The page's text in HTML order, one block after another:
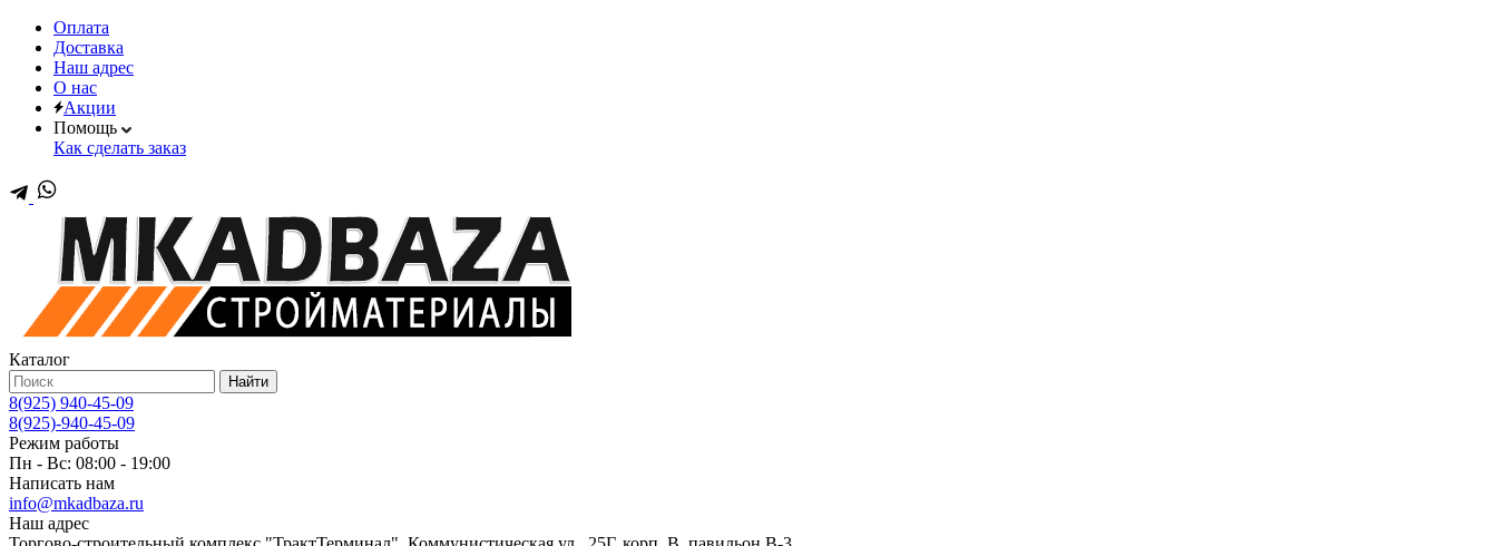
Оплата
Доставка
Наш адрес
О нас
Акции
Помощь
Как сделать заказ
Каталог
Найти
8(925) 940-45-09
8(925)-940-45-09
Режим работы
Пн - Вс: 08:00 - 19:00
Написать нам
info@mkadbaza.ru
Наш адрес